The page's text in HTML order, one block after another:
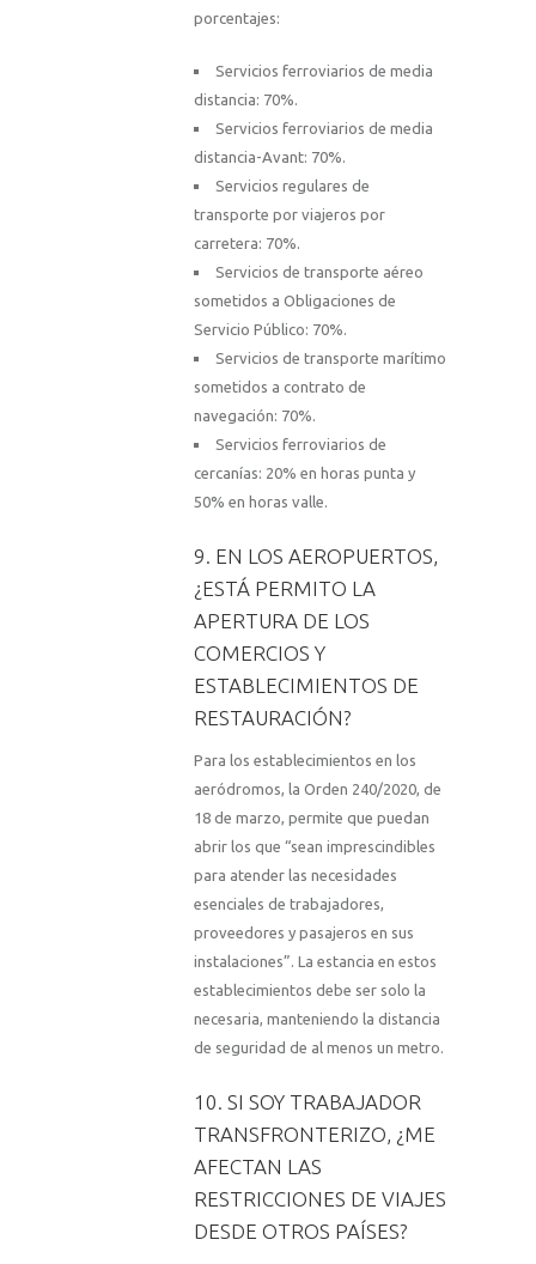
porcentajes:
Servicios ferroviarios de media
distancia: 70%.
Servicios ferroviarios de media
distancia-Avant: 70%.
Servicios regulares de
transporte por viajeros por
carretera: 70%.
Servicios de transporte aéreo
sometidos a Obligaciones de
Servicio Público: 70%.
Servicios de transporte marítimo
sometidos a contrato de
navegación: 70%.
Servicios ferroviarios de
cercanías: 20% en horas punta y
50% en horas valle.
9. EN LOS AEROPUERTOS,
¿ESTÁ PERMITO LA
APERTURA DE LOS
COMERCIOS Y
ESTABLECIMIENTOS DE
RESTAURACIÓN?
Para los establecimientos en los
aeródromos, la Orden 240/2020, de
18 de marzo, permite que puedan
abrir los que “sean imprescindibles
para atender las necesidades
esenciales de trabajadores,
proveedores y pasajeros en sus
instalaciones”. La estancia en estos
establecimientos debe ser solo la
necesaria, manteniendo la distancia
de seguridad de al menos un metro.
10. SI SOY TRABAJADOR
TRANSFRONTERIZO, ¿ME
AFECTAN LAS
RESTRICCIONES DE VIAJES
DESDE OTROS PAÍSES?